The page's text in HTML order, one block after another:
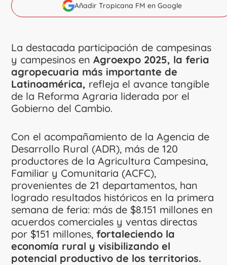
Añadir Tropicana FM en Google
La destacada participación de campesinas
y campesinos en Agroexpo 2025, la feria
agropecuaria más importante de
Latinoamérica, refleja el avance tangible
de la Reforma Agraria liderada por el
Gobierno del Cambio.
Con el acompañamiento de la Agencia de
Desarrollo Rural (ADR), más de 120
productores de la Agricultura Campesina,
Familiar y Comunitaria (ACFC),
provenientes de 21 departamentos, han
logrado resultados históricos en la primera
semana de feria: más de $8.151 millones en
acuerdos comerciales y ventas directas
por $151 millones,fortaleciendo la
economía rural y visibilizando el
potencial productivo de los territorios.